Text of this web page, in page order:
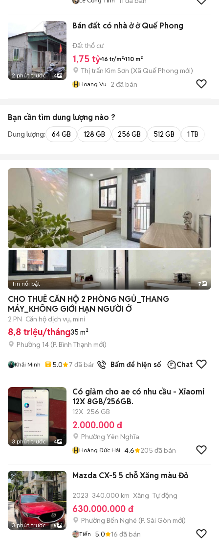
2 phút trước 4
Bán đất có nhà ở ở Quế Phong
Đất thổ cư
1,75 tỷ 16 tr/m² 110 m²
Thị trấn Kim Sơn (Xã Quế Phong mới)
HHoang Vu 2 đã bán
Bạn cần tìm dung lượng nào ?
Dung lượng: 64 GB 128 GB 256 GB 512 GB 1 TB
+2
Tin nổi bật 7
CHO THUÊ CĂN HỘ 2 PHÒNG NGỦ_THANG
MÁY_KHÔNG GIỚI HẠN NGƯỜI Ở
2 PN Căn hộ dịch vụ, mini
8,8 triệu/tháng35 m²
Phường 14 (P. Bình Thạnh mới)
Khải Minh 5.0 7 đã bán Bấm để hiện số Chat
3 phút trước 4
Có giảm cho ae có nhu cầu - Xiaomi
12X 8GB/256GB.
12X 256 GB
2.000.000 đ
Phường Yên Nghĩa
HHoàng Đức Hải 4.6 205 đã bán
3 phút trước 5
Mazda CX-5 5 chỗ Xăng màu Đỏ
2023 340.000 km Xăng Tự động
630.000.000 đ
Phường Bến Nghé (P. Sài Gòn mới)
Tiến 5.0 16 đã bán